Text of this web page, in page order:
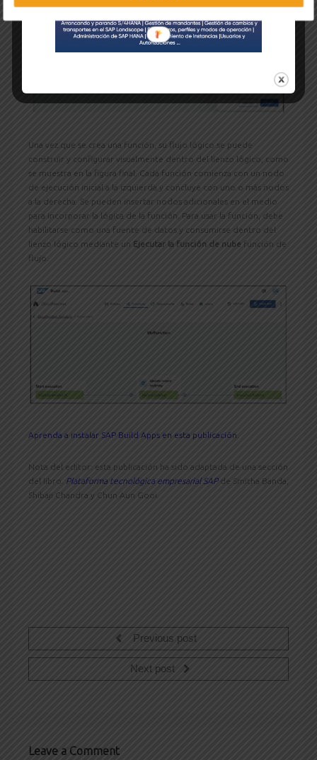
Una vez que se crea una función, su flujo lógico se puede
construir y configurar visualmente dentro del lienzo lógico, como
se muestra en la figura final. Cada función comienza con un nodo
de ejecución inicial a la izquierda y concluye con uno o más nodos
a la derecha. Se pueden insertar nodos adicionales en el medio
para incorporar la lógica de la función. Para usar la función, debe
habilitarse como una fuente de datos y consumirse dentro del
lienzo lógico mediante un Ejecutar la función de nube función de
flujo.
Aprenda a instalar SAP Build Apps en esta publicación
Nota del editor: esta publicación ha sido adaptada de una sección
del libro. Plataforma tecnológica empresarial SAP de Smitha Banda,
Shibaji Chandra y Chun Aun Gooi.
Previous post
Next post
Leave a Comment